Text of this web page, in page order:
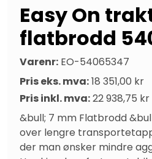
Easy On
flatbrodd
Varenr: EO-54065347
Pris eks. mva:18 351,00 kr
Pris inkl. mva:22 938,75 kr
&bull; 7 mm Flatbrodd
over lengre
der man ønsker mindre